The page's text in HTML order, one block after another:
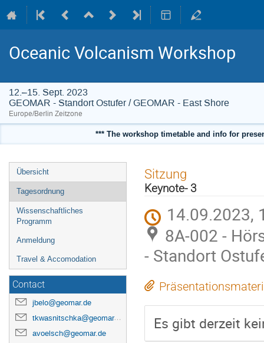
Oceanic Volcanism Workshop
12.–15. Sept. 2023
GEOMAR - Standort Ostufer / GEOMAR - East Shore
Europe/Berlin Zeitzone
*** The workshop timetable and info for
Veranstaltungsmenü
Übersicht
Tagesordnung
Wissenschaftliches
Programm
Anmeldung
Travel & Accomodation
Contact
jbelo@geomar.de
tkwasnitschka@geomar.de
avoelsch@geomar.de
Sitzung
Keynote- 3
14.09.2023,
8A-002 -
- Standort
Es gibt derzeit